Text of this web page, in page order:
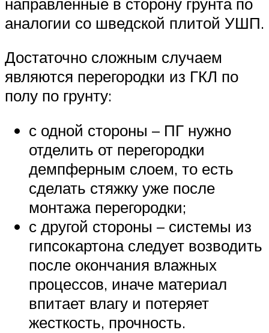
аналогии со шведской плитой УШП.
Достаточно сложным случаем
являются перегородки из ГКЛ по
полу по грунту:
с одной стороны – ПГ нужно
отделить от перегородки
демпферным слоем, то есть
сделать стяжку уже после
монтажа перегородки;
с другой стороны – системы из
гипсокартона следует возводить
после окончания влажных
процессов, иначе материал
впитает влагу и потеряет
жесткость, прочность.